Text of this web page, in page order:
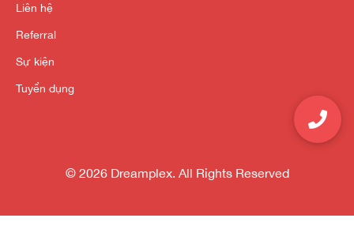
Liên hệ
Referral
Sự kiện
Tuyển dụng
© 2026 Dreamplex. All Rights Reserved